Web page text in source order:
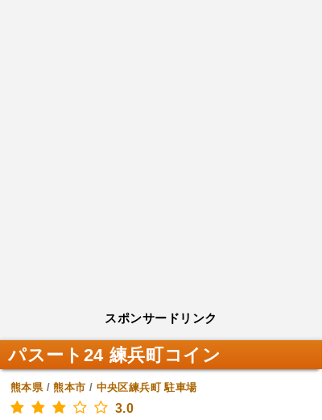
スポンサードリンク
パスート24 練兵町コイン
熊本県/熊本市 / 中央区練兵町 駐車場
3.0